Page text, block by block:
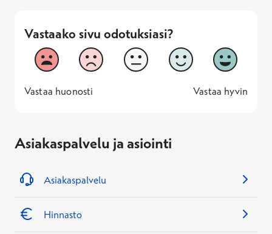
Vastaako sivu odotuksiasi?
Vastaako sivu odotuksiasi?
1
Vastaa huonosti
2 3 4
5
Vastaa
1 -
Vastaa huonosti
— 5 -
Vastaa hyvin
Asiakaspalvelu ja asiointi
Asiakaspalvelu
Hinnasto